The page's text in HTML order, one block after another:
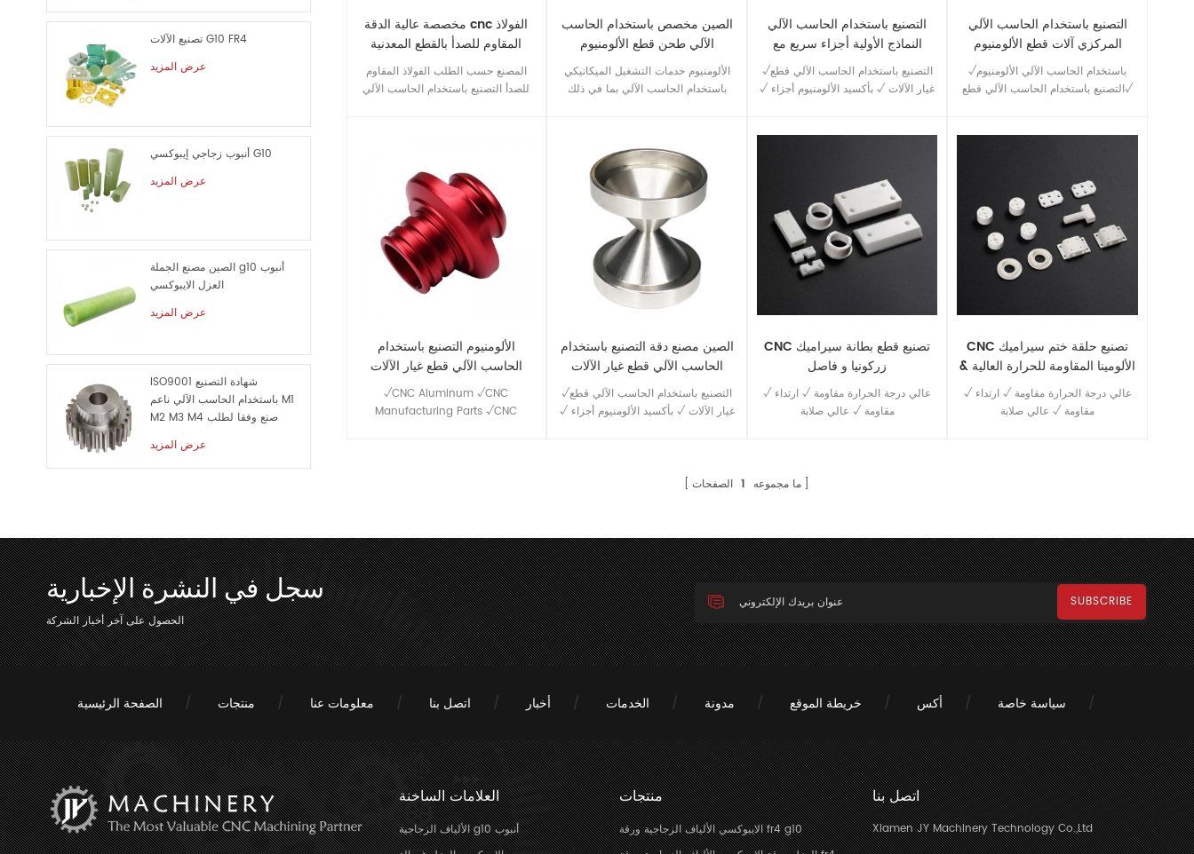
مخصصة عالية الدقة cnc الفولاذ
المقاوم للصدأ بالقطع المعدنية
المصنع حسب الطلب الفولاذ المقاوم
للصدأ التصنيع باستخدام الحاسب الآلي
جزء ، وتوفير التشطيبات السطحية
استثنائية.
الصين مخصص باستخدام الحاسب
الآلي طحن قطع الألومنيوم
الألومنيوم خدمات التشغيل الميكانيكي
باستخدام الحاسب الآلي بما في ذلك
مخرطة العمل ، هدأ ، النماذج و لحام
الخدمات متوفرة. مناسبة كابل مكونات
قطع غيار الطائرات, أجنحة, التروس,
الشريحة مهاوي وتد دبابيس و الأجهزة
الإلكترونية. عالية الجودة بالقطع تتراوح
التطبيقات.
التصنيع باستخدام الحاسب الآلي
النماذج الأولية أجزاء سريع مع
اقتباس
√التصنيع باستخدام الحاسب الآلي قطع
غيار الآلات √ بأكسيد الألومنيوم أجزاء √
التصنيع باستخدام الحاسب الآلي
المركزي آلات قطع الألومنيوم
√باستخدام الحاسب الآلي الألومنيوم
√التصنيع باستخدام الحاسب الآلي قطع
الألومنيوم التصنيع باستخدام
الحاسب الآلي قطع غيار الآلات
التحول التمهيد
√CNC Aluminum √CNC
Manufacturing Parts √CNC
الصين مصنع دقة التصنيع باستخدام
الحاسب الآلي قطع غيار الآلات
التصنيع الخدمة
√التصنيع باستخدام الحاسب الآلي قطع
غيار الآلات √ بأكسيد الألومنيوم أجزاء √
CNC تصنيع قطع بطانة سيراميك
زركونيا و فاصل
√ عالي درجة الحرارة مقاومة √ ارتداء
مقاومة √ عالي صلابة
CNC تصنيع حلقة ختم سيراميك
الألومينا المقاومة للحرارة العالية &
غسالة السيراميك العازلة
√ عالي درجة الحرارة مقاومة √ ارتداء
مقاومة √ عالي صلابة
ما مجموعه 1 الصفحات
تصنيع الآلات G10 FR4
عرض المزيد
أنبوب زجاجي إيبوكسي G10
عرض المزيد
الصين مصنع الجملة g10 أنبوب
العزل الايبوكسي
عرض المزيد
ISO9001 شهادة التصنيع
باستخدام الحاسب الآلي ناعم M1
M2 M3 M4 صنع وفقا لطلب
الزبون معدن قطع الغيار
عرض المزيد
سجل في النشرة الإخبارية
الحصول على آخر أخبار الشركة
الصفحة الرئيسية منتجات معلومات عنا اتصل بنا أخبار الخدمات مدونة خريطة الموقع أكس سياسة خاصة
العلامات الساخنة
الألياف الزجاجية g10 أنبوب
منتجات
الايبوكسي الألياف الزجاجية ورقة fr4 g10
اتصل بنا
Xiamen JY Machinery Technology Co.,Ltd